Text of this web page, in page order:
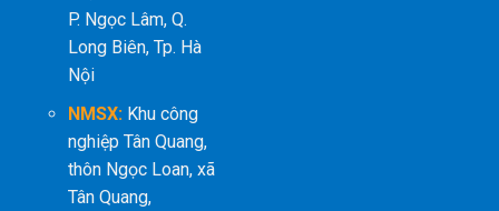
P. Ngọc Lâm, Q.
Long Biên, Tp. Hà
Nội
NMSX:Khu công
nghiệp Tân Quang,
thôn Ngọc Loan, xã
Tân Quang,